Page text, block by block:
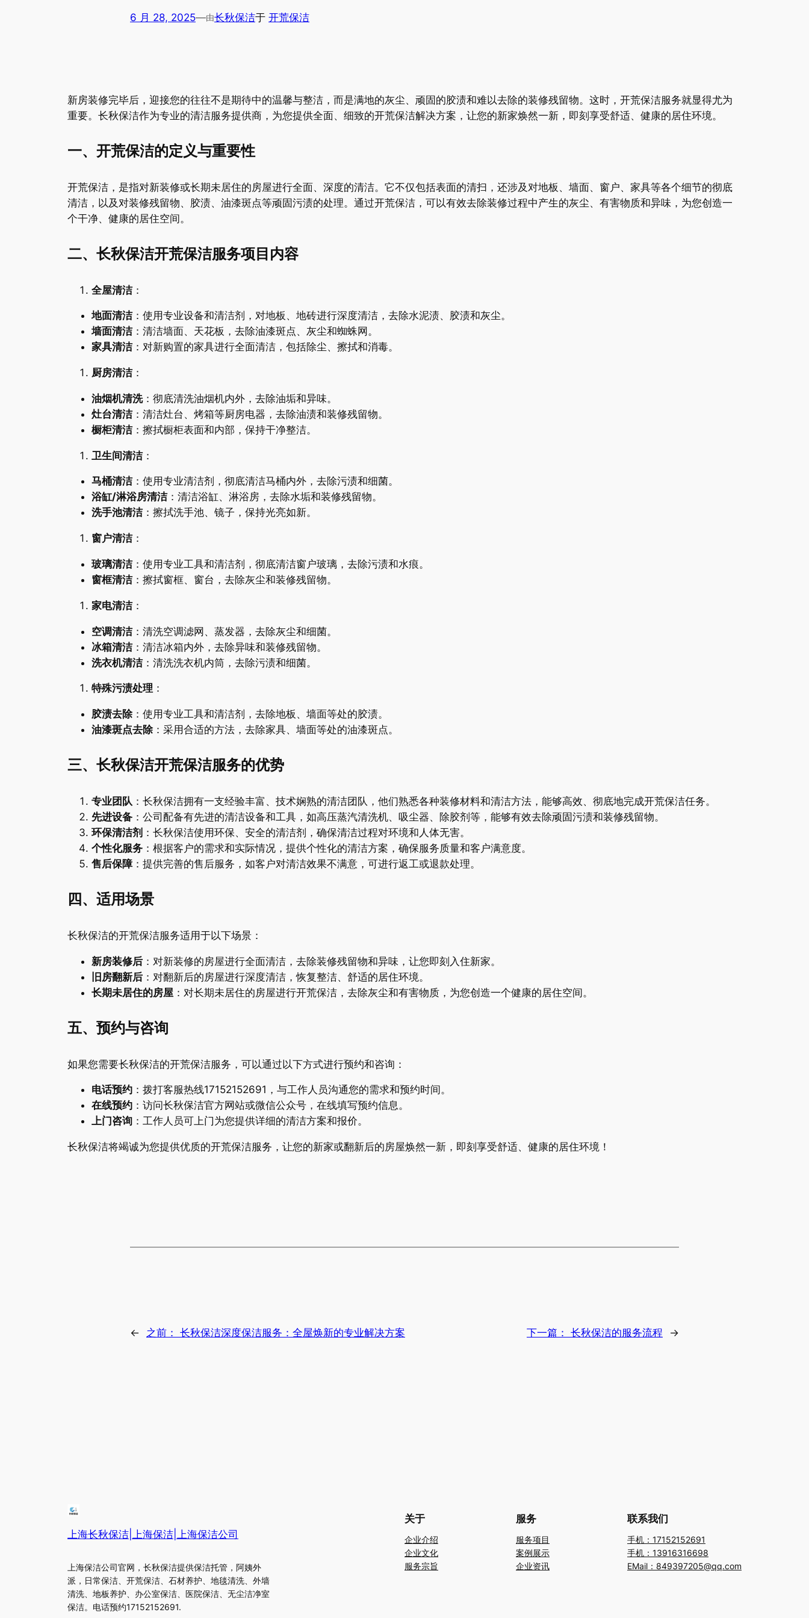
6 月 28, 2025—由长秋保洁于 开荒保洁
新房装修完毕后，迎接您的往往不是期待中的温馨与整洁，而是满地的灰尘、顽固的胶渍和难以去除的装修残留物。这时，开荒保洁服务就显得尤为
重要。长秋保洁作为专业的清洁服务提供商，为您提供全面、细致的开荒保洁解决方案，让您的新家焕然一新，即刻享受舒适、健康的居住环境。
一、开荒保洁的定义与重要性
开荒保洁，是指对新装修或长期未居住的房屋进行全面、深度的清洁。它不仅包括表面的清扫，还涉及对地板、墙面、窗户、家具等各个细节的彻底
清洁，以及对装修残留物、胶渍、油漆斑点等顽固污渍的处理。通过开荒保洁，可以有效去除装修过程中产生的灰尘、有害物质和异味，为您创造一
个干净、健康的居住空间。
二、长秋保洁开荒保洁服务项目内容
全屋清洁：
地面清洁：使用专业设备和清洁剂，对地板、地砖进行深度清洁，去除水泥渍、胶渍和灰尘。
墙面清洁：清洁墙面、天花板，去除油漆斑点、灰尘和蜘蛛网。
家具清洁：对新购置的家具进行全面清洁，包括除尘、擦拭和消毒。
厨房清洁：
油烟机清洗：彻底清洗油烟机内外，去除油垢和异味。
灶台清洁：清洁灶台、烤箱等厨房电器，去除油渍和装修残留物。
橱柜清洁：擦拭橱柜表面和内部，保持干净整洁。
卫生间清洁：
马桶清洁：使用专业清洁剂，彻底清洁马桶内外，去除污渍和细菌。
浴缸/淋浴房清洁：清洁浴缸、淋浴房，去除水垢和装修残留物。
洗手池清洁：擦拭洗手池、镜子，保持光亮如新。
窗户清洁：
玻璃清洁：使用专业工具和清洁剂，彻底清洁窗户玻璃，去除污渍和水痕。
窗框清洁：擦拭窗框、窗台，去除灰尘和装修残留物。
家电清洁：
空调清洁：清洗空调滤网、蒸发器，去除灰尘和细菌。
冰箱清洁：清洁冰箱内外，去除异味和装修残留物。
洗衣机清洁：清洗洗衣机内筒，去除污渍和细菌。
特殊污渍处理 ：
胶渍去除 ：使用专业工具和清洁剂，去除地板、墙面等处的胶渍。
油漆斑点去除 ：采用合适的方法，去除家具、墙面等处的油漆斑点。
三、长秋保洁开荒保洁服务的优势
专业团队 ：长秋保洁拥有一支经验丰富、技术娴熟的清洁团队，他们熟悉各种装修材料和清洁方法，能够高效、彻底地完成开荒保洁任务。
先进设备 ：公司配备有先进的清洁设备和工具，如高压蒸汽清洗机、吸尘器、除胶剂等，能够有效去除顽固污渍和装修残留物。
环保清洁剂 ：长秋保洁使用环保、安全的清洁剂，确保清洁过程对环境和人体无害。
个性化服务 ：根据客户的需求和实际情况，提供个性化的清洁方案，确保服务质量和客户满意度。
售后保障：提供完善的售后服务，如客户对清洁效果不满意，可进行返工或退款处理。
四、适用场景
长秋保洁的开荒保洁服务适用于以下场景：
新房装修后 ：对新装修的房屋进行全面清洁，去除装修残留物和异味，让您即刻入住新家。
旧房翻新后 ：对翻新后的房屋进行深度清洁，恢复整洁、舒适的居住环境。
长期未居住的房屋 ：对长期未居住的房屋进行开荒保洁，去除灰尘和有害物质，为您创造一个健康的居住空间。
五、预约与咨询
如果您需要长秋保洁的开荒保洁服务，可以通过以下方式进行预约和咨询：
电话预约 ：拨打客服热线17152152691，与工作人员沟通您的需求和预约时间。
在线预约 ：访问长秋保洁官方网站或微信公众号，在线填写预约信息。
上门咨询 ：工作人员可上门为您提供详细的清洁方案和报价。
长秋保洁将竭诚为您提供优质的开荒保洁服务，让您的新家或翻新后的房屋焕然一新，即刻享受舒适、健康的居住环境！
← 之前： 长秋保洁深度保洁服务：全屋焕新的专业解决方案 下一篇： 长秋保洁的服务流程 →
上海长秋保洁|上海保洁|上海保洁公司
上海保洁公司官网，长秋保洁提供保洁托管，阿姨外
派，日常保洁、开荒保洁、石材养护、地毯清洗、外墙
清洗、地板养护、办公室保洁、医院保洁、无尘洁净室
保洁。电话预约17152152691.
关于
企业介绍
企业文化
服务宗旨
服务
服务项目
案例展示
企业资讯
联系我们
手机：17152152691
手机：13916316698
EMail：849397205@qq.com